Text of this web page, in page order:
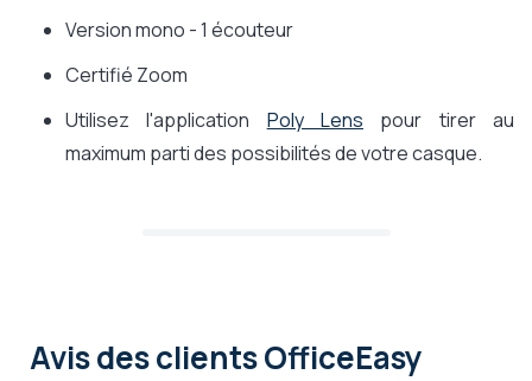
Version mono - 1 écouteur
Certifié Zoom
Utilisez l'application Poly Lens pour tirer au
maximum parti des possibilités de votre casque.
Avis des clients OfficeEasy